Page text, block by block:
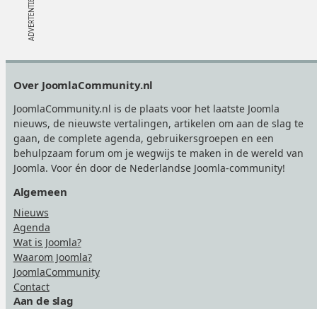
Over JoomlaCommunity.nl
JoomlaCommunity.nl is de plaats voor het laatste Joomla
nieuws, de nieuwste vertalingen, artikelen om aan de slag te
gaan, de complete agenda, gebruikersgroepen en een
behulpzaam forum om je wegwijs te maken in de wereld van
Joomla. Voor én door de Nederlandse Joomla-community!
Algemeen
Nieuws
Agenda
Wat is Joomla?
Waarom Joomla?
JoomlaCommunity
Contact
Aan de slag